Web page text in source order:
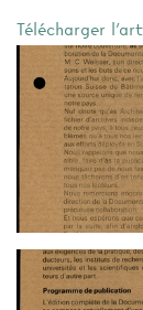
Télécharger